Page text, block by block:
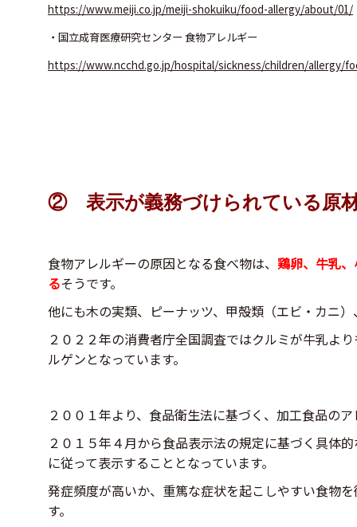
https://www.meiji.co.jp/meiji-shokuiku/food-allergy/about/01/
・国立成育医療研究センター 食物アレルギー
https://www.ncchd.go.jp/hospital/sickness/children/allergy/
② 表示が義務づけられている原
食物アレルギーの原因となる食べ物は、 鶏卵、牛乳
るそうです。
他にも木の実類、ピーナッツ、甲殻類（エビ・カニ
２０２２年の消費者庁全国調査ではクルミが牛乳よ
ルゲンとなっています。
２００１年より、食品衛生法に基づく、加工食品の
２０１５年４月から食品表示法の規定に基づく具体
に従って表示することとなっています。
発症頻度が高いか、重篤な症状を起こしやすい食物
す。